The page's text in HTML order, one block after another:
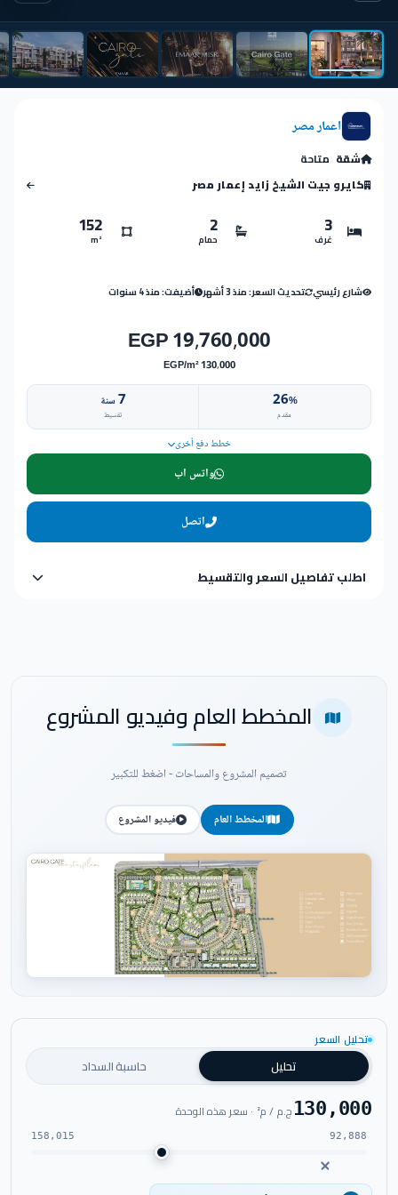
اعمار مصر
شقة متاحة
كايرو جيت الشيخ زايد إعمار مصر
3
غرف
2
حمام
152
m²
شارع رئيسي تحديث السعر: منذ 3 أشهر أضيفت: منذ 4 سنوات
19,760,000 EGP
130,000 EGP/m²
26%
مقدم
7سنة
تقسيط
خطط دفع أخرى
واتس اب
اتصل
اطلب تفاصيل السعر والتقسيط
المخطط العام وفيديو المشروع
تصميم المشروع والمساحات - اضغط للتكبير
المخطط العام فيديو المشروع
تحليل السعر
تحليل حاسبة السداد
130,000ج.م / م² · سعر هذه الوحدة
92,888
158,015